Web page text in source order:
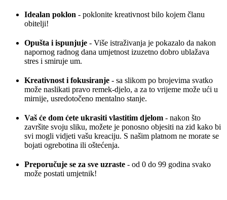
Idealan poklon - poklonite kreativnost bilo kojem članu
obitelji!
Opušta i ispunjuje - Više istraživanja je pokazalo da nakon
napornog radnog dana umjetnost izuzetno dobro ublažava
stres i smiruje um.
Kreativnost i fokusiranje - sa slikom po brojevima svatko
može naslikati pravo remek-djelo, a za to vrijeme može ući u
mirnije, usredotočeno mentalno stanje.
Vaš će dom ćete ukrasiti vlastitim djelom - nakon što
završite svoju sliku, možete je ponosno objesiti na zid kako bi
svi mogli vidjeti vašu kreaciju. S našim platnom ne morate se
bojati ogrebotina ili oštećenja.
Preporučuje se za sve uzraste - od 0 do 99 godina svako
može postati umjetnik!